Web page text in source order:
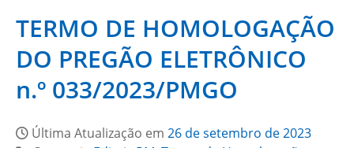
TERMO DE HOMOLOGAÇÃO
DO PREGÃO ELETRÔNICO
n.º 033/2023/PMGO
Última Atualização em 26 de setembro de 2023